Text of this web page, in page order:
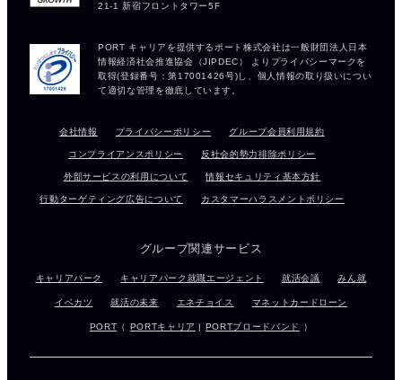
会社情報 プライバシーポリシー グループ会員利用規約
コンプライアンスポリシー 反社会的勢力排除ポリシー
外部サービスの利用について 情報セキュリティ基本方針
行動ターゲティング広告について カスタマーハラスメントポリシー